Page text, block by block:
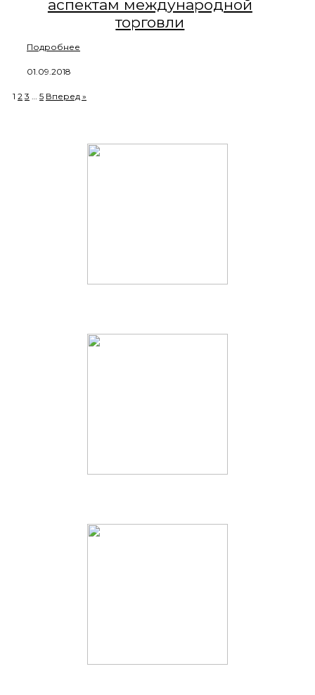
аспектам международной
торговли
Подробнее
01.09.2018
1 2 3 5 Вперед »